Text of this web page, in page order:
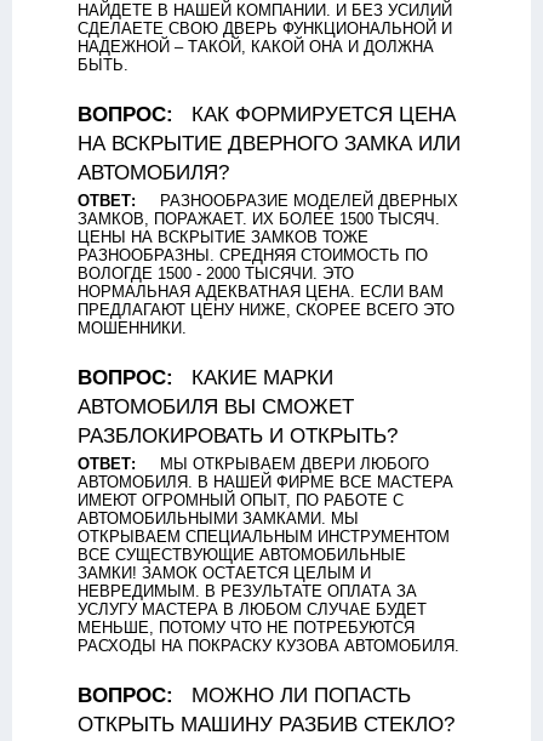
НАЙДЕТЕ В НАШЕЙ КОМПАНИИ. И БЕЗ УСИЛИЙ
СДЕЛАЕТЕ СВОЮ ДВЕРЬ ФУНКЦИОНАЛЬНОЙ И
НАДЕЖНОЙ – ТАКОЙ, КАКОЙ ОНА И ДОЛЖНА
БЫТЬ.
ВОПРОС:
КАК ФОРМИРУЕТСЯ ЦЕНА
НА ВСКРЫТИЕ ДВЕРНОГО ЗАМКА ИЛИ
АВТОМОБИЛЯ?
ОТВЕТ:
РАЗНООБРАЗИЕ МОДЕЛЕЙ ДВЕРНЫХ
ЗАМКОВ, ПОРАЖАЕТ. ИХ БОЛЕЕ 1500 ТЫСЯЧ.
ЦЕНЫ НА ВСКРЫТИЕ ЗАМКОВ ТОЖЕ
РАЗНООБРАЗНЫ. СРЕДНЯЯ СТОИМОСТЬ ПО
ВОЛОГДЕ 1500 - 2000 ТЫСЯЧИ. ЭТО
НОРМАЛЬНАЯ АДЕКВАТНАЯ ЦЕНА. ЕСЛИ ВАМ
ПРЕДЛАГАЮТ ЦЕНУ НИЖЕ, СКОРЕЕ ВСЕГО ЭТО
МОШЕННИКИ.
ВОПРОС:
КАКИЕ МАРКИ
АВТОМОБИЛЯ ВЫ СМОЖЕТ
РАЗБЛОКИРОВАТЬ И ОТКРЫТЬ?
ОТВЕТ:
МЫ ОТКРЫВАЕМ ДВЕРИ ЛЮБОГО
АВТОМОБИЛЯ. В НАШЕЙ ФИРМЕ ВСЕ МАСТЕРА
ИМЕЮТ ОГРОМНЫЙ ОПЫТ, ПО РАБОТЕ С
АВТОМОБИЛЬНЫМИ ЗАМКАМИ. МЫ
ОТКРЫВАЕМ СПЕЦИАЛЬНЫМ ИНСТРУМЕНТОМ
ВСЕ СУЩЕСТВУЮЩИЕ АВТОМОБИЛЬНЫЕ
ЗАМКИ! ЗАМОК ОСТАЕТСЯ ЦЕЛЫМ И
НЕВРЕДИМЫМ. В РЕЗУЛЬТАТЕ ОПЛАТА ЗА
УСЛУГУ МАСТЕРА В ЛЮБОМ СЛУЧАЕ БУДЕТ
МЕНЬШЕ, ПОТОМУ ЧТО НЕ ПОТРЕБУЮТСЯ
РАСХОДЫ НА ПОКРАСКУ КУЗОВА АВТОМОБИЛЯ.
ВОПРОС:
МОЖНО ЛИ ПОПАСТЬ
ОТКРЫТЬ МАШИНУ РАЗБИВ СТЕКЛО?